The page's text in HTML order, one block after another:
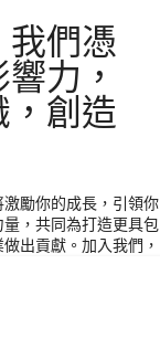
們憑
力，
創造
勵你的成長，引領你
，共同為打造更具包
出貢獻。加入我們，